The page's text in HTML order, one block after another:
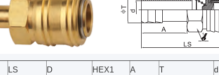
LS D HEX1 A T d